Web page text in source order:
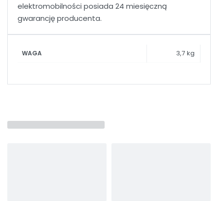
elektromobilności posiada 24 miesięczną
gwarancję producenta.
WAGA 3,7 kg